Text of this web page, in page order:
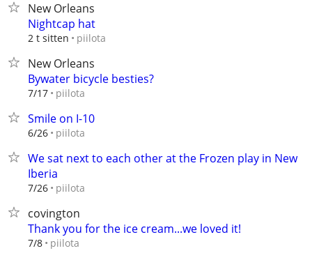
New Orleans
Nightcap hat
2 t sitten piilota
New Orleans
Bywater bicycle besties?
7/17 piilota
Smile on I-10
6/26 piilota
We sat next to each other at the Frozen play in New
Iberia
7/26 piilota
covington
Thank you for the ice cream...we loved it!
7/8 piilota